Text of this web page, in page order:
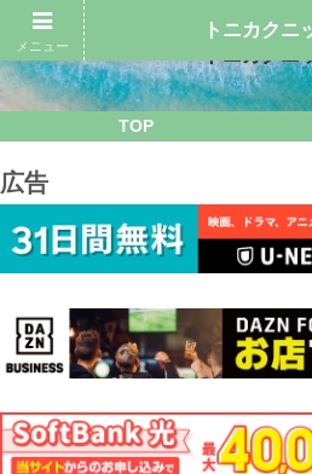
TOP
広告
メニュー
トニカクニ